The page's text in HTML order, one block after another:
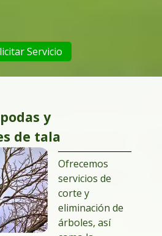
Servicio
y
de tala
Ofrecemos
servicios de
corte y
eliminación de
árboles, así